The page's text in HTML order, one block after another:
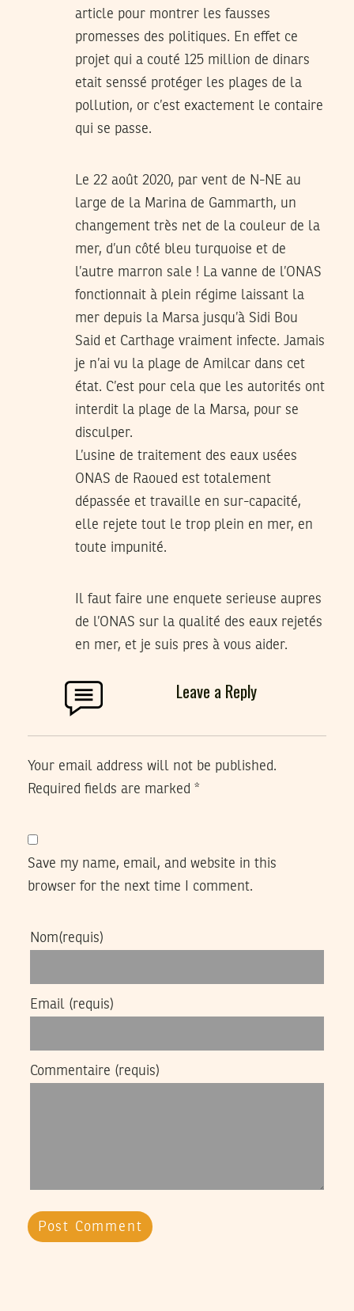
article pour montrer les fausses
promesses des politiques. En effet ce
projet qui a couté 125 million de dinars
etait senssé protéger les plages de la
pollution, or c’est exactement le contaire
qui se passe.
Le 22 août 2020, par vent de N-NE au
large de la Marina de Gammarth, un
changement très net de la couleur de la
mer, d’un côté bleu turquoise et de
l’autre marron sale ! La vanne de l’ONAS
fonctionnait à plein régime laissant la
mer depuis la Marsa jusqu’à Sidi Bou
Said et Carthage vraiment infecte. Jamais
je n’ai vu la plage de Amilcar dans cet
état. C’est pour cela que les autorités ont
interdit la plage de la Marsa, pour se
disculper.
L’usine de traitement des eaux usées
ONAS de Raoued est totalement
dépassée et travaille en sur-capacité,
elle rejete tout le trop plein en mer, en
toute impunité.
Il faut faire une enquete serieuse aupres
de l’ONAS sur la qualité des eaux rejetés
en mer, et je suis pres à vous aider.
Leave a Reply
Your email address will not be published.
Required fields are marked *
Save my name, email, and website in this
browser for the next time I comment.
Nom(requis)
Email (requis)
Commentaire (requis)